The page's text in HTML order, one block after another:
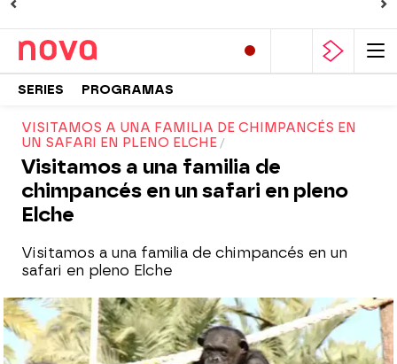
SERIES PROGRAMAS
VISITAMOS A UNA FAMILIA DE CHIMPANCÉS EN
UN SAFARI EN PLENO ELCHE
Visitamos a una familia de
chimpancés en un safari en pleno
Elche
Visitamos a una familia de chimpancés en un
safari en pleno Elche